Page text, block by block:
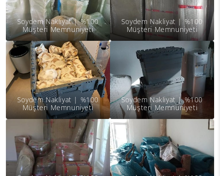
Soydem Nakliyat | %100
Müşteri Memnuniyeti
Soydem Nakliyat | %100
Müşteri Memnuniyeti
Soydem Nakliyat | %100
Müşteri Memnuniyeti
Soydem Nakliyat | %100
Müşteri Memnuniyeti